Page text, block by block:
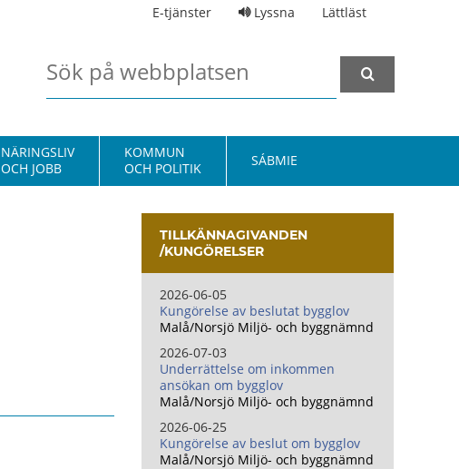
E-tjänster Lyssna Lättläst
NÄRINGSLIV
OCH JOBB
KOMMUN
OCH POLITIK
SÁBMIE
TILLKÄNNAGIVANDEN
/KUNGÖRELSER
2026-06-05
Kungörelse av beslutat bygglov
Malå/Norsjö Miljö- och byggnämnd
2026-07-03
Underrättelse om inkommen
ansökan om bygglov
Malå/Norsjö Miljö- och byggnämnd
2026-06-25
Kungörelse av beslut om bygglov
Malå/Norsjö Miljö- och byggnämnd